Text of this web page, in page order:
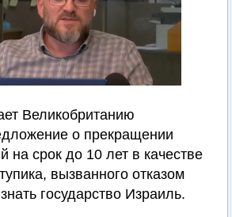
Великобританию
о прекращении
на срок до 10 лет в качестве
вызванного отказом
государство Израиль.